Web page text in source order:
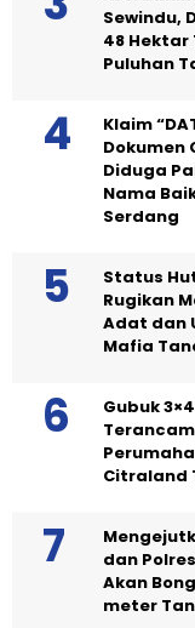
Sewindu,
48 Hektar
Puluhan
Klaim
Dokumen
Diduga
Nama
Serdang
Status
Rugikan
Adat dan
Mafia
Gubuk
Citraland
dan
Akan
meter